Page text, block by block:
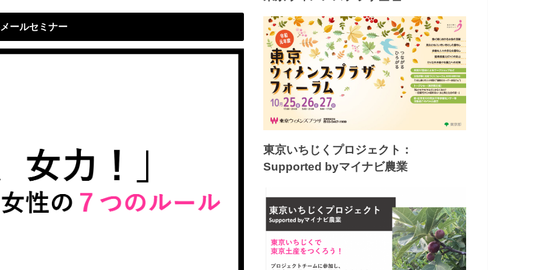
ールセミナー
東京いちじくプロジェクト：
Supported byマイナビ農業